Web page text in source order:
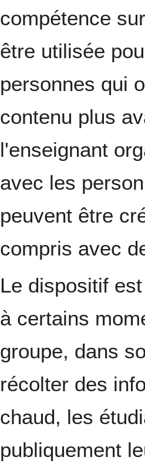
compétence
être utilisée
personnes qui
contenu plus
l'enseignant
avec les
peuvent être
compris avec
Le dispositif
à certains
groupe, dans
récolter des
chaud, les
publiquement